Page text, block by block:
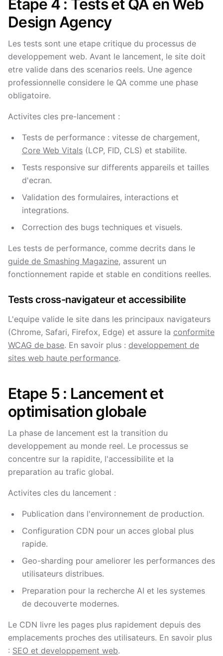
Etape 4 : Tests et QA en Web
Design Agency
Les tests sont une etape critique du processus de
developpement web. Avant le lancement, le site doit
etre valide dans des scenarios reels. Une agence
professionnelle considere le QA comme une phase
obligatoire.
Activites cles pre-lancement :
Tests de performance : vitesse de chargement,
Core Web Vitals (LCP, FID, CLS) et stabilite.
Tests responsive sur differents appareils et tailles
d'ecran.
Validation des formulaires, interactions et
integrations.
Correction des bugs techniques et visuels.
Les tests de performance, comme decrits dans le
guide de Smashing Magazine, assurent un
fonctionnement rapide et stable en conditions reelles.
Tests cross-navigateur et accessibilite
L'equipe valide le site dans les principaux navigateurs
(Chrome, Safari, Firefox, Edge) et assure la conformite
WCAG de base. En savoir plus : developpement de
sites web haute performance.
Etape 5 : Lancement et
optimisation globale
La phase de lancement est la transition du
developpement au monde reel. Le processus se
concentre sur la rapidite, l'accessibilite et la
preparation au trafic global.
Activites cles du lancement :
Publication dans l'environnement de production.
Configuration CDN pour un acces global plus
rapide.
Geo-sharding pour ameliorer les performances des
utilisateurs distribues.
Preparation pour la recherche AI et les systemes
de decouverte modernes.
Le CDN livre les pages plus rapidement depuis des
emplacements proches des utilisateurs. En savoir plus
: SEO et developpement web.